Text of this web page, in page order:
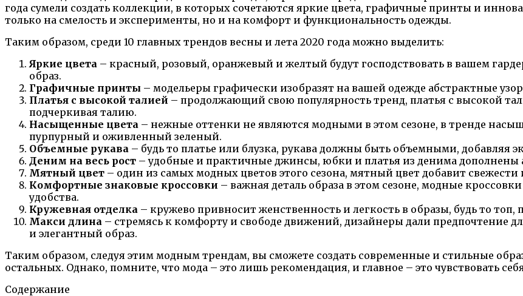
года сумели создать коллекции, в которых сочетаются яркие цвета, графичные принты и
только на смелость и эксперименты, но и на комфорт и функциональность одежды.
Таким образом, среди 10 главных трендов весны и лета 2020 года можно выделить:
Яркие цвета – красный, розовый, оранжевый и желтый будут господствовать в вашем
образ.
Графичные принты – модельеры графически изобразят на вашей одежде абстрактные
Платья с высокой талией – продолжающий свою популярность тренд, платья с высокой
подчеркивая талию.
Насыщенные цвета – нежные оттенки не являются модными в этом сезоне, в тренде
пурпурный и оживленный зеленый.
Объемные рукава – будь то платье или блузка, рукава должны быть объемными, добавляя
Деним на весь рост – удобные и практичные джинсы, юбки и платья из денима дополнены
Мятный цвет – один из самых модных цветов этого сезона, мятный цвет добавит свежести
Комфортные знаковые кроссовки – важная деталь образа в этом сезоне, модные
удобства.
Кружевная отделка – кружево привносит женственность и легкость в образы, будь то топ,
Макси длина – стремясь к комфорту и свободе движений, дизайнеры дали
и элегантный образ.
Таким образом, следуя этим модным трендам, вы сможете создать современные и стильные
остальных. Однако, помните, что мода – это лишь рекомендация, и главное – это чувствовать
Содержание